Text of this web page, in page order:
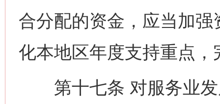
合分配的资金，应当加
化本地区年度支持重点
第十七条 对服务业发